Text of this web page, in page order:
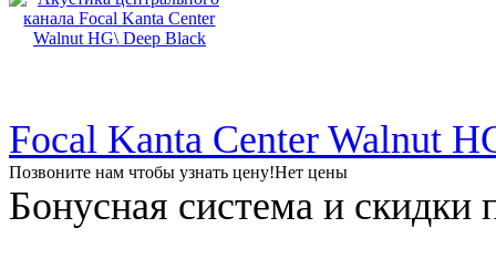
Focal Kanta Center Walnut
Позвоните нам чтобы узнать цену!Нет цены
Бонусная система и скидки